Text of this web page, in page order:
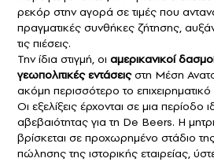
ρεκόρ στην αγορά σε τιμές που
πραγματικές συνθήκες ζήτησης,
τις πιέσεις.
Την ίδια στιγμή, οι αμερικανικοί
γεωπολιτικές εντάσειςστη Μέση
ακόμη περισσότερο το
Οι εξελίξεις έρχονται σε μια περίοδο
αβεβαιότητας για τη De Beers. Η
βρίσκεται σε προχωρημένο στάδιο
πώλησης της ιστορικής εταιρείας,